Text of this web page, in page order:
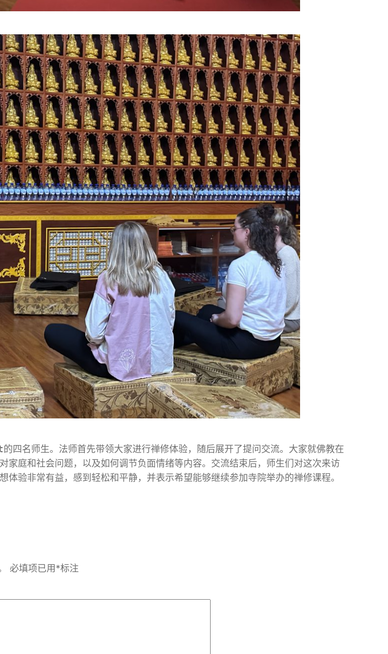
名师生。法师首先带领大家进行禅修体验，随后展开了提问交流。大家就佛教在
家庭和社会问题，以及如何调节负面情绪等内容。交流结束后，师生们对这次来访
验非常有益，感到轻松和平静，并表示希望能够继续参加寺院举办的禅修课程。
必填项已用*标注